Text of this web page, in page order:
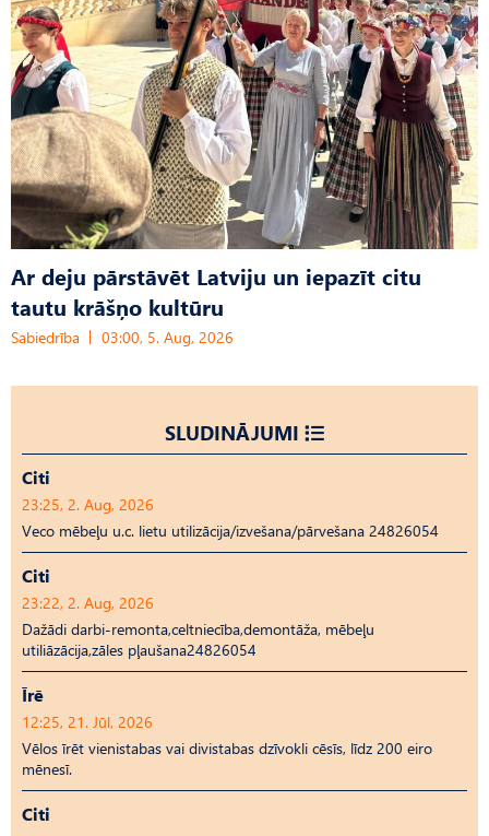
Ar deju pārstāvēt Latviju un iepazīt citu
tautu krāšņo kultūru
Sabiedrība 03:00, 5. Aug, 2026
SLUDINĀJUMI
Citi
23:25, 2. Aug, 2026
Veco mēbeļu u.c. lietu utilizācija/izvešana/pārvešana 24826054
Citi
23:22, 2. Aug, 2026
Dažādi darbi-remonta,celtniecība,demontāža, mēbeļu
utiliāzācija,zāles pļaušana24826054
Īrē
12:25, 21. Jūl, 2026
Vēlos īrēt vienistabas vai divistabas dzīvokli cēsīs, līdz 200 eiro
mēnesī.
Citi